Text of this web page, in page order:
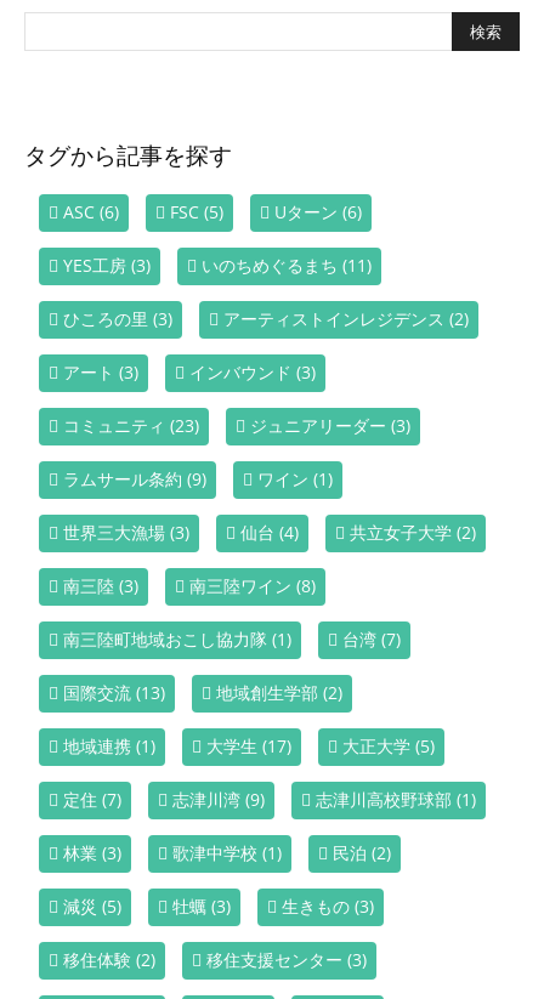
タグから記事を探す
ASC (6) FSC (5) Uターン (6)
YES工房 (3) いのちめぐるまち (11)
ひころの里 (3) アーティストインレジデンス (2)
アート (3) インバウンド (3)
コミュニティ (23) ジュニアリーダー (3)
ラムサール条約 (9) ワイン (1)
世界三大漁場 (3) 仙台 (4) 共立女子大学 (2)
南三陸 (3) 南三陸ワイン (8)
南三陸町地域おこし協力隊 (1) 台湾 (7)
国際交流 (13) 地域創生学部 (2)
地域連携 (1) 大学生 (17) 大正大学 (5)
定住 (7) 志津川湾 (9) 志津川高校野球部 (1)
林業 (3) 歌津中学校 (1) 民泊 (2)
減災 (5) 牡蠣 (3) 生きもの (3)
移住体験 (2) 移住支援センター (3)